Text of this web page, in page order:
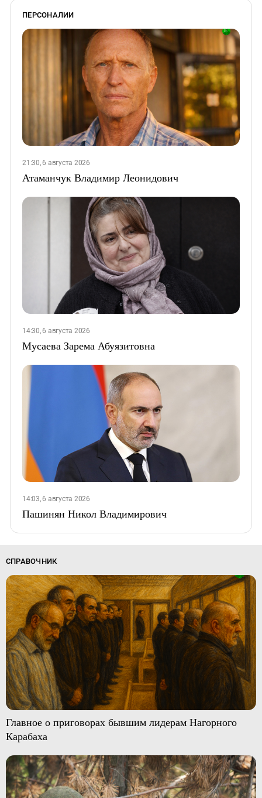
ПЕРСОНАЛИИ
21:30, 6 августа 2026
Атаманчук Владимир Леонидович
14:30, 6 августа 2026
Мусаева Зарема Абуязитовна
14:03, 6 августа 2026
Пашинян Никол Владимирович
СПРАВОЧНИК
Главное о приговорах бывшим лидерам Нагорного
Карабаха